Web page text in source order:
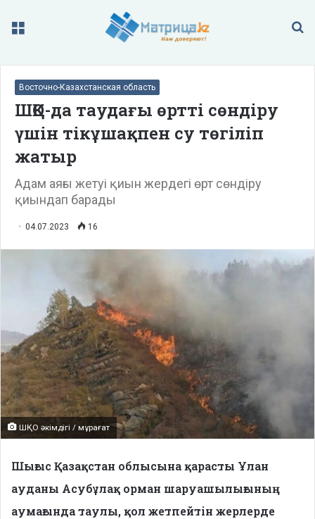
Меню
Восточно-Казахстанская область
ШҚО-да таудағы өртті сөндіру
үшін тікұшақпен су төгіліп
жатыр
Адам аяғы жетуі қиын жердегі өрт сөндіру
қиындап барады
04.07.2023 16
ШҚО әкімдігі / мұрағат
Шығыс Қазақстан облысына қарасты Ұлан
ауданы Асубұлақ орман шаруашылығының
аумағында таулы, қол жетпейтін жерлерде